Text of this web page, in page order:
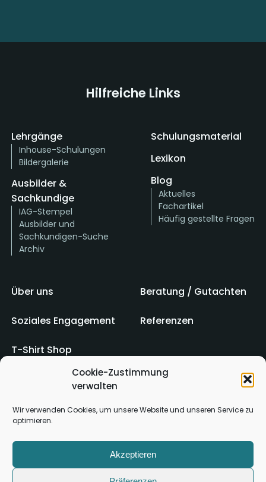
Cookie-Zustimmung
verwalten
Wir verwenden Cookies, um unsere Website und unseren Service zu
optimieren.
Akzeptieren
Hilfreiche Links
Lehrgänge
Inhouse-Schulungen
Bildergalerie
Ausbilder &
Sachkundige
IAG-Stempel
Ausbilder und
Sachkundigen-Suche
Archiv
Schulungsmaterial
Lexikon
Blog
Aktuelles
Fachartikel
Häufig gestellte Fragen
Über uns Beratung / Gutachten
Soziales Engagement Referenzen
T-Shirt Shop
Impressum AGB